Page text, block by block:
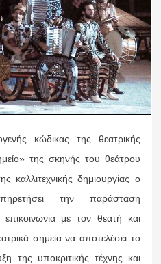
κώδικας της θεατρικής
της σκηνής του θεάτρου
καλλιτεχνικής δημιουργίας ο
την παράσταση
με τον θεατή και
σημεία να αποτελέσει το
της υποκριτικής τέχνης και